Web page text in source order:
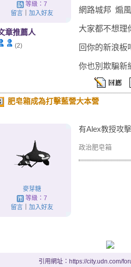
等級：7
留言｜ 加入好友
章推薦人
(2)
網路城邦 煽
大家都不想理
回你的新浪板
你也別欺騙新
肥皂箱成為打擊藍營大本營
麥芽糖
等級：7
留言｜ 加入好友
有Alex教授攻
政治肥皂箱
引用網址：https://city.udn.com/